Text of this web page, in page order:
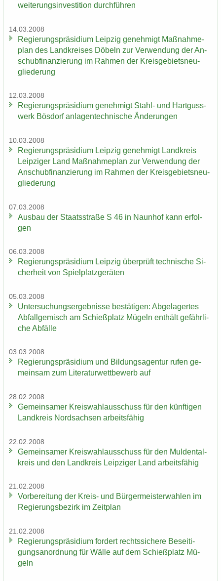
wei­te­rungs­in­ves­ti­ti­on durch­füh­ren
14.03.2008
Re­gie­rungs­prä­si­di­um Leip­zig ge­neh­migt Maß­nah­me­
plan des Land­krei­ses Dö­beln zur Ver­wen­dung der An­
schub­fi­nan­zie­rung im Rah­men der Kreis­ge­biets­neu­
glie­de­rung
12.03.2008
Re­gie­rungs­prä­si­di­um ge­neh­migt Stahl-​ und Hart­guss­
werk Bös­dorf an­la­gen­tech­ni­sche Än­de­run­gen
10.03.2008
Re­gie­rungs­prä­si­di­um Leip­zig ge­neh­migt Land­kreis
Leip­zi­ger Land Maß­nah­me­plan zur Ver­wen­dung der
An­schub­fi­nan­zie­rung im Rah­men der Kreis­ge­biets­neu­
glie­de­rung
07.03.2008
Aus­bau der Staats­stra­ße S 46 in Naun­hof kann er­fol­
gen
06.03.2008
Re­gie­rungs­prä­si­di­um Leip­zig über­prüft tech­ni­sche Si­
cher­heit von Spiel­platz­ge­rä­ten
05.03.2008
Un­ter­su­chungs­er­geb­nis­se be­stä­ti­gen: Ab­ge­la­ger­tes
Ab­fall­ge­misch am Schieß­platz Mü­geln ent­hält ge­fähr­li­
che Ab­fäl­le
03.03.2008
Re­gie­rungs­prä­si­di­um und Bil­dungs­agen­tur rufen ge­
mein­sam zum Li­te­ra­tur­wett­be­werb auf
28.02.2008
Ge­mein­sa­mer Kreis­wahl­aus­schuss für den künf­ti­gen
Land­kreis Nord­sach­sen ar­beits­fä­hig
22.02.2008
Ge­mein­sa­mer Kreis­wahl­aus­schuss für den Mul­den­tal­
kreis und den Land­kreis Leip­zi­ger Land ar­beits­fä­hig
21.02.2008
Vor­be­rei­tung der Kreis-​ und Bür­ger­meis­ter­wah­len im
Re­gie­rungs­be­zirk im Zeit­plan
21.02.2008
Re­gie­rungs­prä­si­di­um for­dert rechts­si­che­re Be­sei­ti­
gungs­an­ord­nung für Wälle auf dem Schieß­platz Mü­
geln